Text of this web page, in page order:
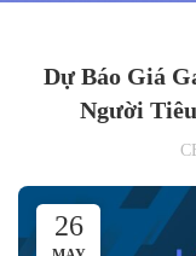
Dự Báo Giá
Người
26